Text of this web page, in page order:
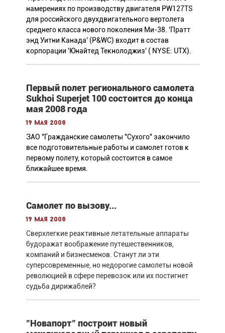
намерениях по производству двигателя PW127TS
для российского двухдвигательного вертолета
среднего класса нового поколения Ми-38. 'Пратт
энд Уитни Канада' (P&WC) входит в состав
корпорации 'Юнайтед Текнолоджиз' ( NYSE: UTX).
Первый полет регионального самолета
Sukhoi Superjet 100 состоится до конца
мая 2008 года
19 мая 2008
ЗАО "Гражданские самолеты "Сухого" закончило
все подготовительные работы и самолет готов к
первому полету, который состоится в самое
ближайшее время.
Самолет по вызову...
19 мая 2008
Сверхлегкие реактивные летательные аппараты
будоражат воображение путешественников,
компаний и бизнесменов. Станут ли эти
суперсовременные, но недорогие самолеты новой
революцией в сфере перевозок или их постигнет
судьба дирижаблей?
"Новапорт" построит новый